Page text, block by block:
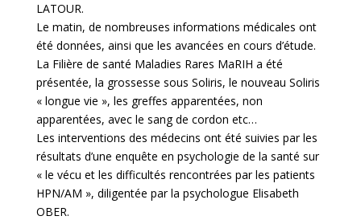
LATOUR.
Le matin, de nombreuses informations médicales ont
été données, ainsi que les avancées en cours d’étude.
La Filière de santé Maladies Rares MaRIH a été
présentée, la grossesse sous Soliris, le nouveau Soliris
« longue vie », les greffes apparentées, non
apparentées, avec le sang de cordon etc…
Les interventions des médecins ont été suivies par les
résultats d’une enquête en psychologie de la santé sur
« le vécu et les difficultés rencontrées par les patients
HPN/AM », diligentée par la psychologue Elisabeth
OBER.